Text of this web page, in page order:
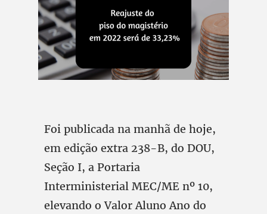
Foi publicada na manhã de hoje,
em edição extra 238-B, do DOU,
Seção I, a Portaria
Interministerial MEC/ME nº 10,
elevando o Valor Aluno Ano do